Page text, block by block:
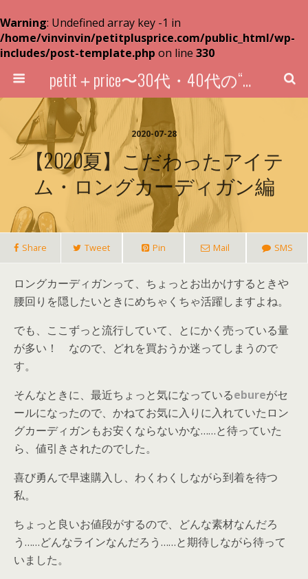
Warning: Undefined array key -1 in
/home/vinvinvin/petitplusprice.com/public_html/wp-
includes/post-template.php on line 330
petit＋price〜30代・40代の“超プチプラ”買い物術〜
2020-07-28
【2020夏】こだわったアイテ
ム・ロングカーディガン編
Share Tweet Pin Mail SMS
ロングカーディガンって、ちょっとお出かけするときや
腰回りを隠したいときにめちゃくちゃ活躍しますよね。
でも、ここずっと流行していて、とにかく売っている量
が多い！ なので、どれを買おうか迷ってしまうので
す。
そんなときに、最近ちょっと気になっているebureがセ
ールになったので、かねてお気に入りに入れていたロン
グカーディガンもお安くならないかな……と待っていた
ら、値引きされたのでした。
喜び勇んで早速購入し、わくわくしながら到着を待つ
私。
ちょっと良いお値段がするので、どんな素材なんだろ
う……どんなラインなんだろう……と期待しながら待って
いました。